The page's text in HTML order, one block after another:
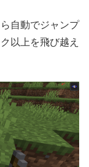
自動でジャンプ
以上を飛び越え